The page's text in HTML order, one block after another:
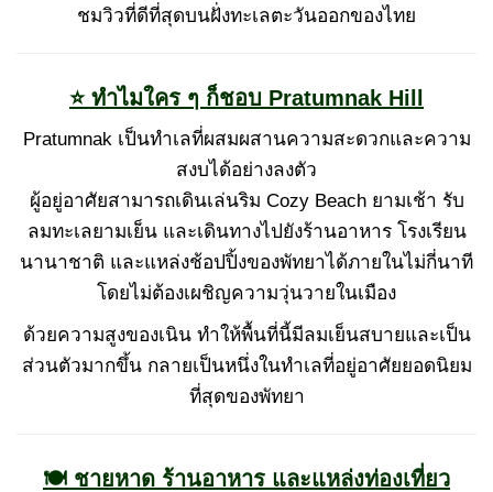
ชมวิวที่ดีที่สุดบนฝั่งทะเลตะวันออกของไทย
⭐ ทำไมใคร ๆ ก็ชอบ Pratumnak Hill
Pratumnak เป็นทำเลที่ผสมผสานความสะดวกและความ
สงบได้อย่างลงตัว
ผู้อยู่อาศัยสามารถเดินเล่นริม Cozy Beach ยามเช้า รับ
ลมทะเลยามเย็น และเดินทางไปยังร้านอาหาร โรงเรียน
นานาชาติ และแหล่งช้อปปิ้งของพัทยาได้ภายในไม่กี่นาที
โดยไม่ต้องเผชิญความวุ่นวายในเมือง
ด้วยความสูงของเนิน ทำให้พื้นที่นี้มีลมเย็นสบายและเป็น
ส่วนตัวมากขึ้น กลายเป็นหนึ่งในทำเลที่อยู่อาศัยยอดนิยม
ที่สุดของพัทยา
🍽 ชายหาด ร้านอาหาร และแหล่งท่องเที่ยว